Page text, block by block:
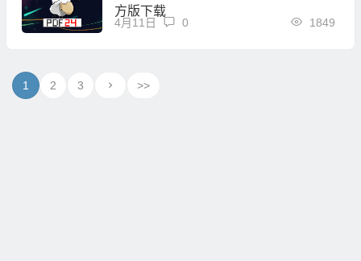
方版下载
4月11日 1849
0
1 2 3 >>